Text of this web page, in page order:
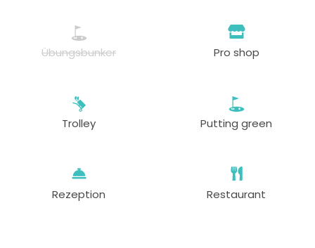
Übungsbunker Pro shop
Trolley Putting green
Rezeption Restaurant